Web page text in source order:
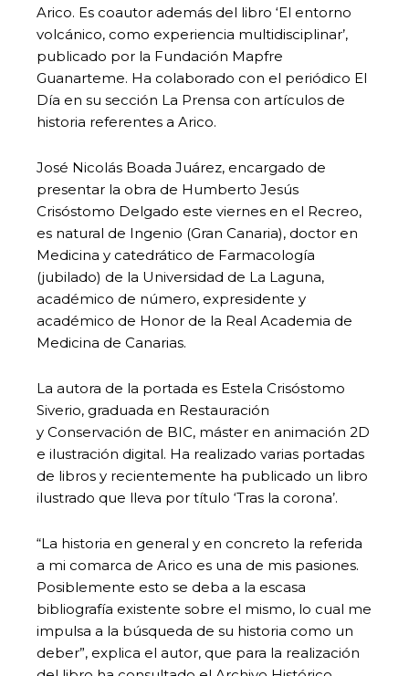
Arico. Es coautor además del libro ‘El entorno
volcánico, como experiencia multidisciplinar’,
publicado por la Fundación Mapfre
Guanarteme. Ha colaborado con el periódico El
Día en su sección La Prensa con artículos de
historia referentes a Arico.
José Nicolás Boada Juárez, encargado de
presentar la obra de Humberto Jesús
Crisóstomo Delgado este viernes en el Recreo,
es natural de Ingenio (Gran Canaria), doctor en
Medicina y catedrático de Farmacología
(jubilado) de la Universidad de La Laguna,
académico de número, expresidente y
académico de Honor de la Real Academia de
Medicina de Canarias.
La autora de la portada es Estela Crisóstomo
Siverio, graduada en Restauración
y Conservación de BIC, máster en animación 2D
e ilustración digital. Ha realizado varias portadas
de libros y recientemente ha publicado un libro
ilustrado que lleva por título ‘Tras la corona’.
“La historia en general y en concreto la referida
a mi comarca de Arico es una de mis pasiones.
Posiblemente esto se deba a la escasa
bibliografía existente sobre el mismo, lo cual me
impulsa a la búsqueda de su historia como un
deber”, explica el autor, que para la realización